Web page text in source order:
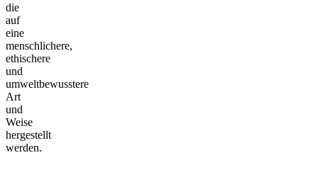
die
auf
eine
menschlichere,
ethischere
und
umweltbewusstere
Art
und
Weise
hergestellt
werden.